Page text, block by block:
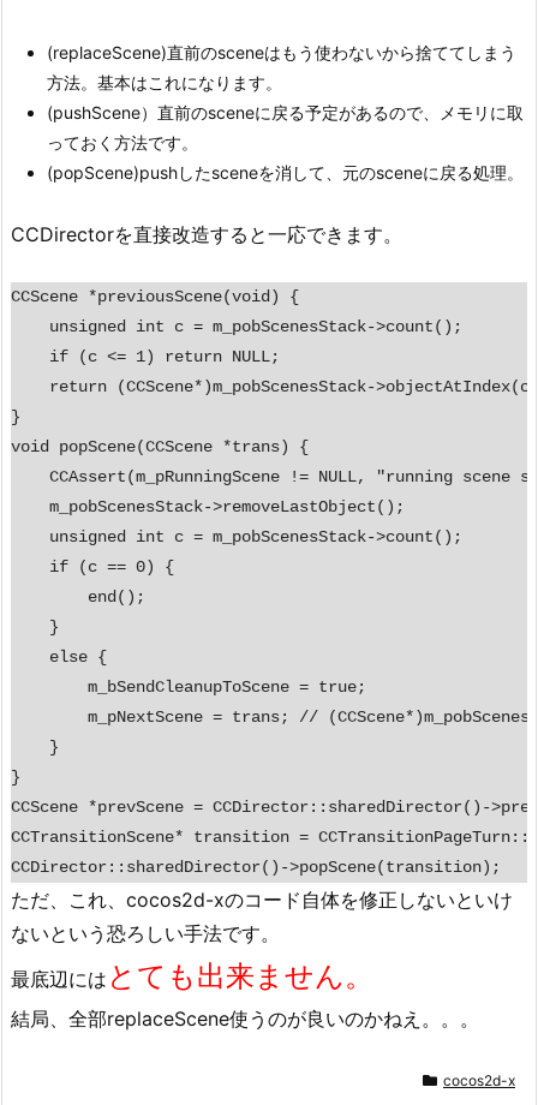
(replaceScene)直前のsceneはもう使わないから捨ててしまう
方法。基本はこれになります。
(pushScene）直前のsceneに戻る予定があるので、メモリに取
っておく方法です。
(popScene)pushしたsceneを消して、元のsceneに戻る処理。
CCDirectorを直接改造すると一応できます。
CCScene *previousScene(void) {
    unsigned int c = m_pobScenesStack->count();
    if (c <= 1) return NULL;
return (CCScene*)m_pobScenesStack->objectAtIndex(c
}
void popScene(CCScene *trans) {
CCAssert(m_pRunningScene != NULL, "running scene
    m_pobScenesStack->removeLastObject();
    unsigned int c = m_pobScenesStack->count();
    if (c == 0) {
        end();
    }
    else {
        m_bSendCleanupToScene = true;
m_pNextScene = trans; //
    }
CCScene *prevScene = CCDirector::sharedDirector()-
CCTransitionScene* transition =
ただ、これ、cocos2d-xのコード自体を修正しないといけ
ないという恐ろしい手法です。
最底辺には とても出来ません。
結局、全部replaceScene使うのが良いのかねえ。。。
cocos2d-x